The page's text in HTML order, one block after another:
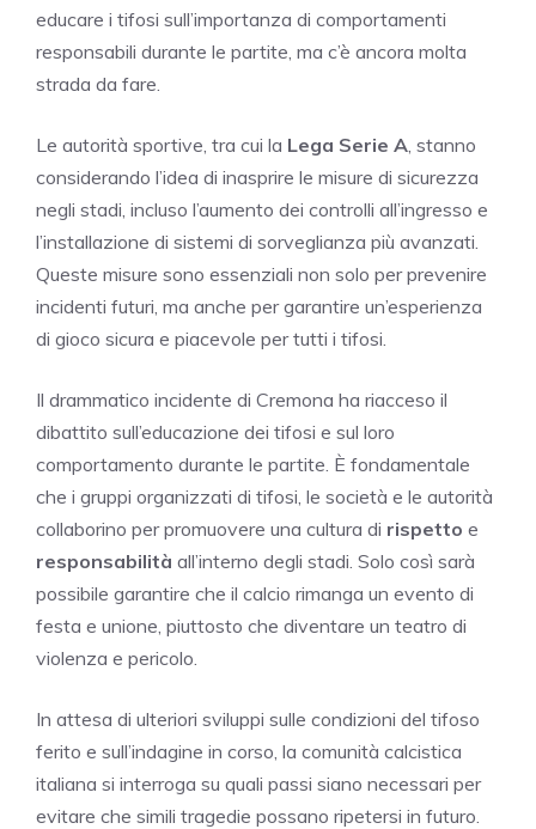
educare i tifosi sull’importanza di comportamenti
responsabili durante le partite, ma c’è ancora molta
strada da fare.
Le autorità sportive, tra cui la Lega Serie A , stanno
considerando l’idea di inasprire le misure di sicurezza
negli stadi, incluso l’aumento dei controlli all’ingresso e
l’installazione di sistemi di sorveglianza più avanzati.
Queste misure sono essenziali non solo per prevenire
incidenti futuri, ma anche per garantire un’esperienza
di gioco sicura e piacevole per tutti i tifosi.
Il drammatico incidente di Cremona ha riacceso il
dibattito sull’educazione dei tifosi e sul loro
comportamento durante le partite. È fondamentale
che i gruppi organizzati di tifosi, le società e le autorità
collaborino per promuovere una cultura di rispetto e
responsabilità all’interno degli stadi. Solo così sarà
possibile garantire che il calcio rimanga un evento di
festa e unione, piuttosto che diventare un teatro di
violenza e pericolo.
In attesa di ulteriori sviluppi sulle condizioni del tifoso
ferito e sull’indagine in corso, la comunità calcistica
italiana si interroga su quali passi siano necessari per
evitare che simili tragedie possano ripetersi in futuro.